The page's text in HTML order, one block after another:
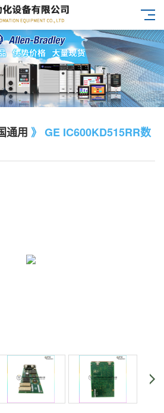
通用 》 GE IC600KD515RR数